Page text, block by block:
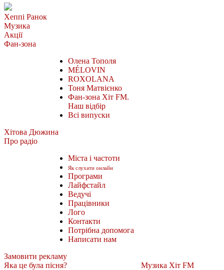
Хеппі Ранок
Музика
Акції
Фан-зона
Олена Тополя
MÉLOVIN
ROXOLANA
Тоня Матвієнко
Фан-зона Хіт FM.
Наш відбір
Всі випуски
Хітова Дюжина
Про радіо
Міста і частоти
Як слухати онлайн
Програми
Лайфстайл
Ведучі
Працівники
Лого
Контакти
Потрібна допомога
Написати нам
Замовити рекламу
Яка це була пісня?
Музика Хіт FM